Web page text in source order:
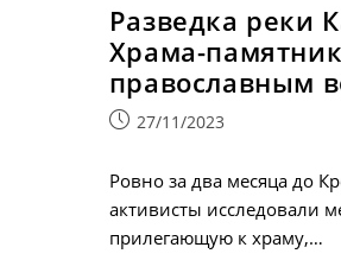
Разведка реки
Храма-
православным
Запись27/11/2023
Ровно за два месяца до
активисты исследовали
прилегающую к храму,…